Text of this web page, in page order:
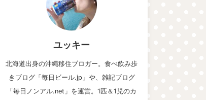
ユッキー
北海道出身の沖縄移住ブロガー。食べ飲み歩
きブログ「毎日ビール.jp」や、雑記ブログ
「毎日ノンアル.net」を運営。1匹＆1児のカ